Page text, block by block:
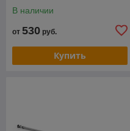
В наличии
от 530 руб.
Купить